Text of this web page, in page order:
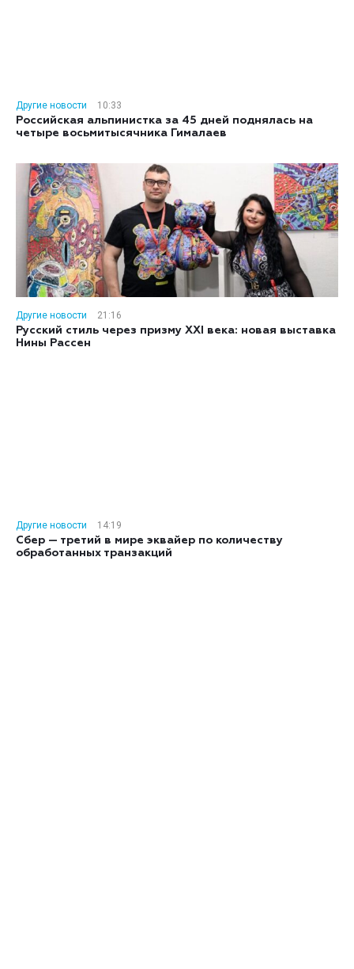
Другие новости
10:33
Российская альпинистка за 45 дней поднялась на
четыре восьмитысячника Гималаев
Другие новости
21:16
Русский стиль через призму XXI века: новая выставка
Нины Рассен
Другие новости
14:19
Сбер — третий в мире эквайер по количеству
обработанных транзакций